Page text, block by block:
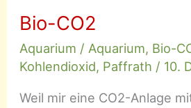
anderen
Pflanzen
Bio-CO2
Aquarium / Aquarium, Bio-
Kohlendioxid, Paffrath / 10.
Weil mir eine CO2-Anlage